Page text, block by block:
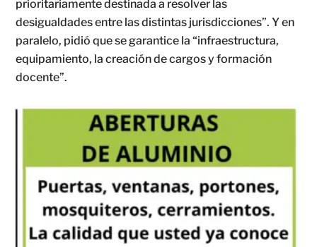
prioritariamente destinada a resolver las
desigualdades entre las distintas jurisdicciones”. Y en
paralelo, pidió que se garantice la “infraestructura,
equipamiento, la creación de cargos y formación
docente”.